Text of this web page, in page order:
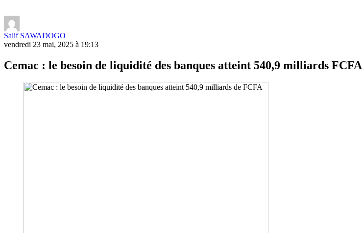
Salif SAWADOGO
vendredi 23 mai, 2025 à 19:13
Cemac : le besoin de liquidité des banques atteint 540,9 milliards FCFA